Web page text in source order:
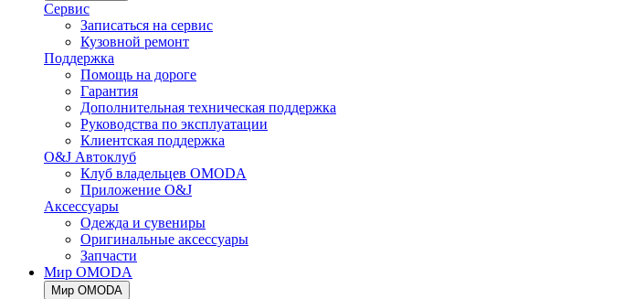
Сервис
Записаться на сервис
Кузовной ремонт
Поддержка
Помощь на дороге
Гарантия
Дополнительная техническая поддержка
Руководства по эксплуатации
Клиентская поддержка
O&J Автоклуб
Клуб владельцев OMODA
Приложение O&J
Аксессуары
Одежда и сувениры
Оригинальные аксессуары
Запчасти
Мир OMODA
Мир OMODA